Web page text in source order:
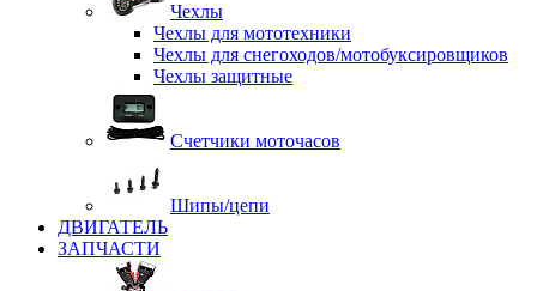
Чехлы
Чехлы для мототехники
Чехлы для снегоходов/мотобуксировщиков
Чехлы защитные
Счетчики моточасов
Шипы/цепи
ДВИГАТЕЛЬ
ЗАПЧАСТИ